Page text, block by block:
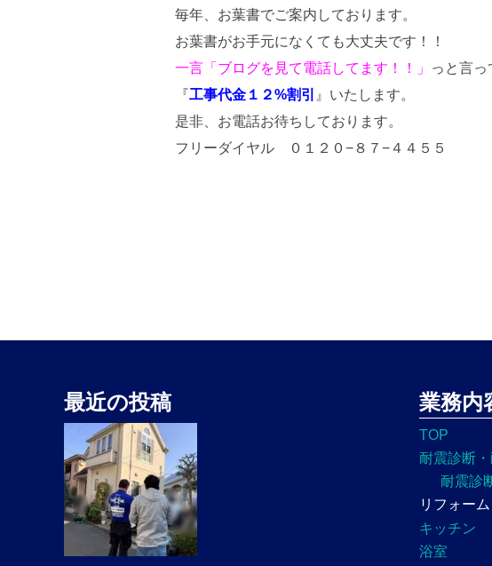
毎年、お葉書でご案内しております。
お葉書がお手元になくても大丈夫です！！
一言「ブログを見て電話してます！！」
っと言っ
『工事代金１２%割引
』いたします。
是非、お電話お待ちしております。
フリーダイヤル ０１２０−８７−４４５５
最近の投稿 業務内
TOP
耐震診断
耐震診
リフォーム
キッチン
浴室